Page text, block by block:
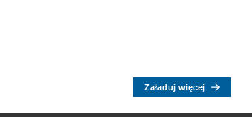
Załaduj więcej